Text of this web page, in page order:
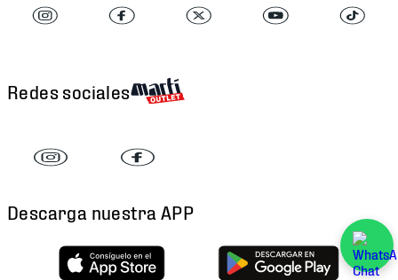
Redes sociales
Descarga nuestra APP